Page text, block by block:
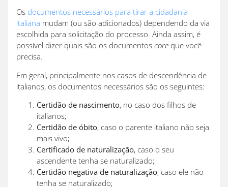
Os documentos necessários para tirar a cidadania
italiana mudam (ou são adicionados) dependendo da via
escolhida para solicitação do processo. Ainda assim, é
possível dizer quais são os documentos core que você
precisa.
Em geral, principalmente nos casos de descendência de
italianos, os documentos necessários são os seguintes:
Certidão de nascimento, no caso dos filhos de
italianos;
Certidão de óbito, caso o parente italiano não seja
mais vivo;
Certificado de naturalização, caso o seu
ascendente tenha se naturalizado;
Certidão negativa de naturalização, caso ele não
tenha se naturalizado;